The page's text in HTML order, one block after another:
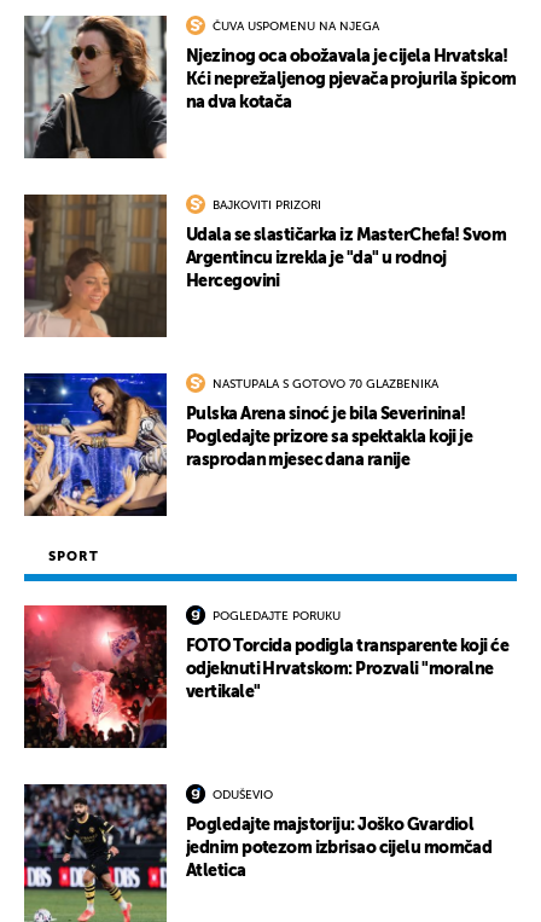
ČUVA USPOMENU NA NJEGA
Njezinog oca obožavala je cijela Hrvatska!
Kći neprežaljenog pjevača projurila špicom
na dva kotača
BAJKOVITI PRIZORI
Udala se slastičarka iz MasterChefa! Svom
Argentincu izrekla je "da" u rodnoj
Hercegovini
NASTUPALA S GOTOVO 70 GLAZBENIKA
Pulska Arena sinoć je bila Severinina!
Pogledajte prizore sa spektakla koji je
rasprodan mjesec dana ranije
SPORT
POGLEDAJTE PORUKU
FOTO Torcida podigla transparente koji će
odjeknuti Hrvatskom: Prozvali "moralne
vertikale"
ODUŠEVIO
Pogledajte majstoriju: Joško Gvardiol
jednim potezom izbrisao cijelu momčad
Atletica